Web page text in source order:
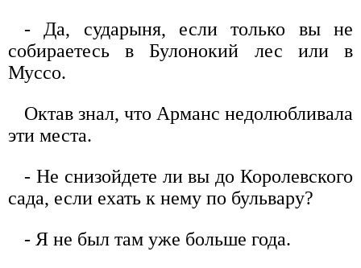
- Да, сударыня, если только вы не
собираетесь в Булонокий лес или в
Муссо.
Октав знал, что Арманс недолюбливала
эти места.
- Не снизойдете ли вы до Королевского
сада, если ехать к нему по бульвару?
- Я не был там уже больше года.